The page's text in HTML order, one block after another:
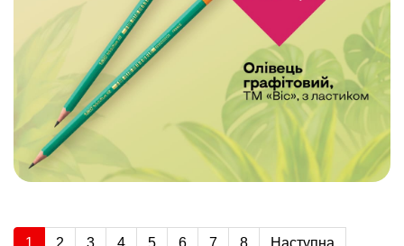
1 2 3 4 5 6 7 8 Наступна